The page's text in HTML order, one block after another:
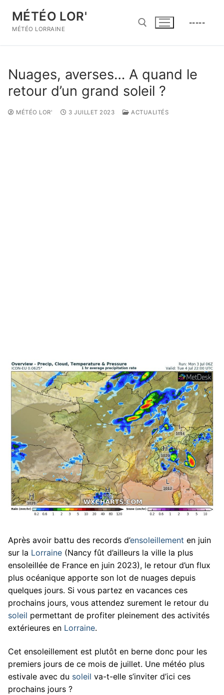
contenu
MÉTÉO LOR'
MÉTÉO LORRAINE
-----
Nuages, averses… A quand le
retour d’un grand soleil ?
MÉTÉO LOR' 3 JUILLET 2023 ACTUALITÉS
Après avoir battu des records d’ensoleillement en juin
sur la Lorraine (Nancy fût d’ailleurs la ville la plus
ensoleillée de France en juin 2023), le retour d’un flux
plus océanique apporte son lot de nuages depuis
quelques jours. Si vous partez en vacances ces
prochains jours, vous attendez surement le retour du
soleil permettant de profiter pleinement des activités
extérieures en Lorraine.
Cet ensoleillement est plutôt en berne donc pour les
premiers jours de ce mois de juillet. Une météo plus
estivale avec du soleil va-t-elle s’inviter d’ici ces
prochains jours ?